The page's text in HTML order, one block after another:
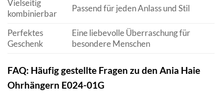
Vielseitig
kombinierbar
Passend für jeden Anlass und Stil
Perfektes
Geschenk
Eine liebevolle Überraschung für
besondere Menschen
FAQ: Häufig gestellte Fragen zu den Ania Haie
Ohrhängern E024-01G